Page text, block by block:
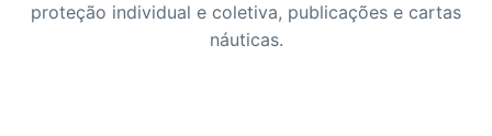
proteção individual e coletiva, publicações e cartas
náuticas.